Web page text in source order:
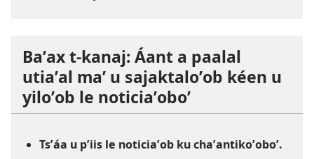
Baʼax t-kanaj: Áant a paalal
utiaʼal maʼ u sajaktaloʼob kéen u
yiloʼob le noticiaʼoboʼ
Tsʼáa u pʼiis le noticiaʼob ku chaʼantikoʼoboʼ.